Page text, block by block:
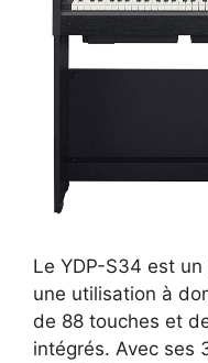
Le YDP-S34 est
une utilisation à
de 88 touches et
intégrés. Avec ses